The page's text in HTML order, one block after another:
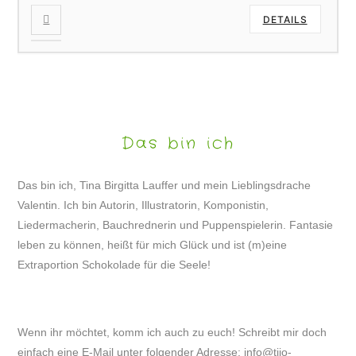
DETAILS
Das bin ich
Das bin ich, Tina Birgitta Lauffer und mein Lieblingsdrache
Valentin. Ich bin Autorin, Illustratorin, Komponistin,
Liedermacherin, Bauchrednerin und Puppenspielerin. Fantasie
leben zu können, heißt für mich Glück und ist (m)eine
Extraportion Schokolade für die Seele!
Wenn ihr möchtet, komm ich auch zu euch! Schreibt mir doch
einfach eine E-Mail unter folgender Adresse: info@tijo-